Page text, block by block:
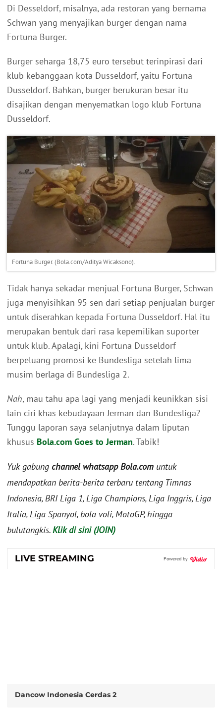
Di Desseldorf, misalnya, ada restoran yang bernama
Schwan yang menyajikan burger dengan nama
Fortuna Burger.
Burger seharga 18,75 euro tersebut terinpirasi dari
klub kebanggaan kota Dusseldorf, yaitu Fortuna
Dusseldorf. Bahkan, burger berukuran besar itu
disajikan dengan menyematkan logo klub Fortuna
Dusseldorf.
Fortuna Burger. (Bola.com/Aditya Wicaksono).
Tidak hanya sekadar menjual Fortuna Burger, Schwan
juga menyisihkan 95 sen dari setiap penjualan burger
untuk diserahkan kepada Fortuna Dusseldorf. Hal itu
merupakan bentuk dari rasa kepemilikan suporter
untuk klub. Apalagi, kini Fortuna Dusseldorf
berpeluang promosi ke Bundesliga setelah lima
musim berlaga di Bundesliga 2.
Nah, mau tahu apa lagi yang menjadi keunikkan sisi
lain ciri khas kebudayaan Jerman dan Bundesliga?
Tunggu laporan saya selanjutnya dalam liputan
khusus Bola.com Goes to Jerman. Tabik!
Yuk gabung channel whatsapp Bola.com untuk
mendapatkan berita-berita terbaru tentang Timnas
Indonesia, BRI Liga 1, Liga Champions, Liga Inggris, Liga
Italia, Liga Spanyol, bola voli, MotoGP, hingga
bulutangkis.Klik di sini (JOIN)
LIVE STREAMING Powered by
Dancow Indonesia Cerdas 2